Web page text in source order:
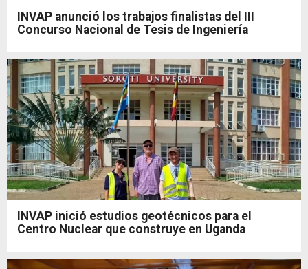
INVAP anunció los trabajos finalistas del III
Concurso Nacional de Tesis de Ingeniería
INVAP inició estudios geotécnicos para el
Centro Nuclear que construye en Uganda